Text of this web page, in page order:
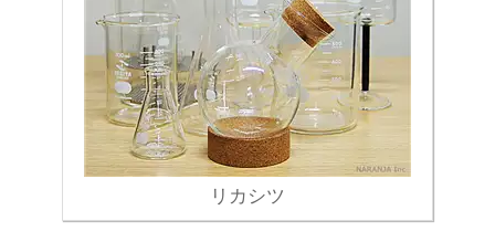
リカシツ